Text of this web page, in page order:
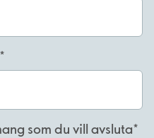
som du vill avsluta